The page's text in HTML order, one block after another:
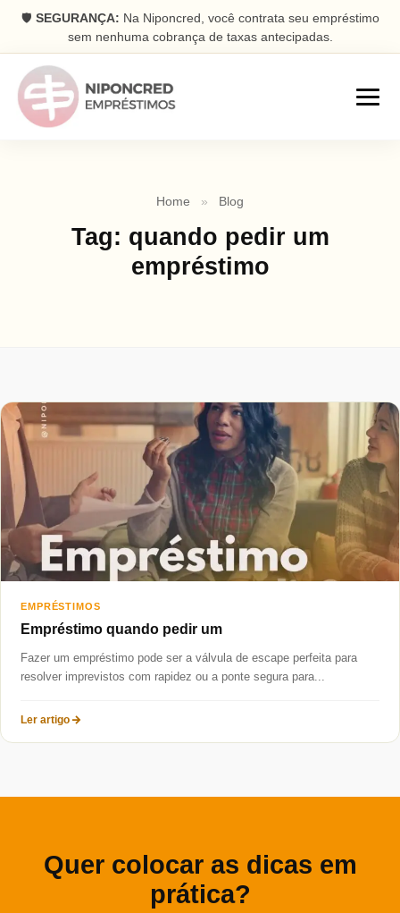
🛡️ SEGURANÇA: Na Niponcred, você contrata seu empréstimo
sem nenhuma cobrança de taxas antecipadas.
Parcelas descontadas na folha
Taxas mais baixas
Sobre
Blog
Fale Conosco
Home » Blog
Tag: quando pedir um
empréstimo
EMPRÉSTIMOS
Empréstimo quando pedir um
Fazer um empréstimo pode ser a válvula de escape perfeita para
resolver imprevistos com rapidez ou a ponte segura para...
Ler artigo
Quer colocar as dicas em
prática?